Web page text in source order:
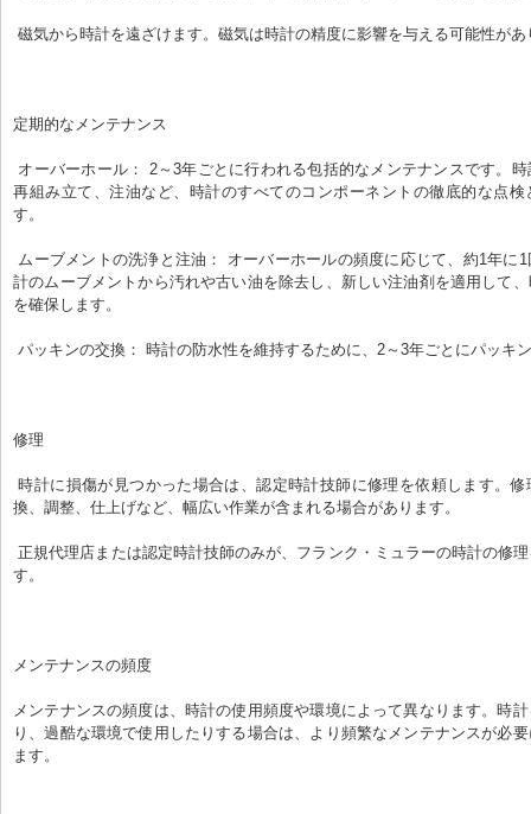
磁気から時計を遠ざけます。磁気は時計の精度に影響を与える可能性があ
定期的なメンテナンス
再組み立て、注油など、時計のすべてのコンポーネントの徹底的な点検
す。
計のムーブメントから汚れや古い油を除去し、新しい注油剤を適用して
を確保します。
パッキンの交換： 時計の防水性を維持するために、2～3年ごとにパッキ
修理
換、調整、仕上げなど、幅広い作業が含まれる場合があります。
正規代理店または認定時計技師のみが、フランク・ミュラーの時計の修理を許可されていま
す。
メンテナンスの頻度
メンテナンスの頻度は、時計の使用頻度や環境によって異なります。時
り、過酷な環境で使用したりする場合は、より頻繁なメンテナンスが必
ます。